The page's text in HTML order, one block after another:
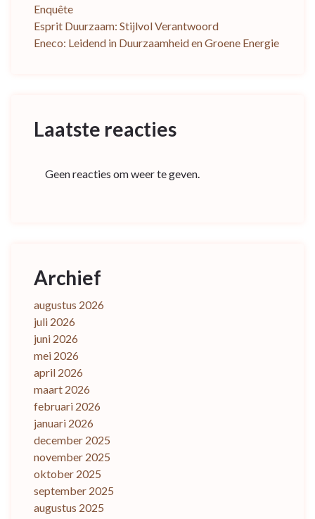
Enquête
Esprit Duurzaam: Stijlvol Verantwoord
Eneco: Leidend in Duurzaamheid en Groene Energie
Laatste reacties
Geen reacties om weer te geven.
Archief
augustus 2026
juli 2026
juni 2026
mei 2026
april 2026
maart 2026
februari 2026
januari 2026
december 2025
november 2025
oktober 2025
september 2025
augustus 2025